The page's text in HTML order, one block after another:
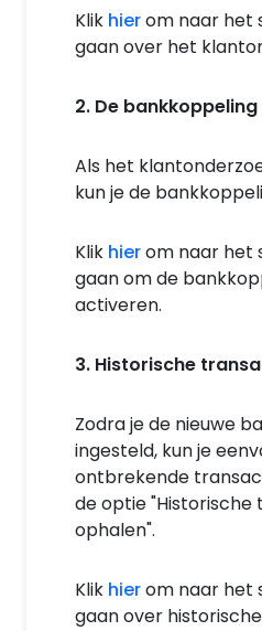
Klik hierom naar het
gaan over het
2. De
Als het
kun je de
Klik hierom naar het
gaan om de
activeren.
3. Historische
Zodra je de nieuwe
ingesteld, kun je
ontbrekende
de optie "Historische
ophalen".
Klik hierom naar het
gaan over